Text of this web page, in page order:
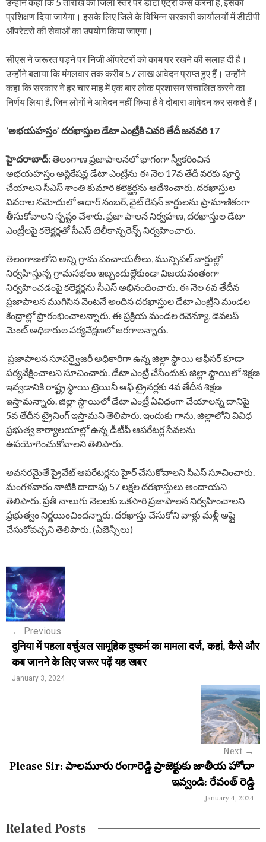
प्रशिक्षण दिया जायेगा। इसके लिए जिले के विभिन्न सरकारी कार्यालयों में डीटीपी
ऑपरेटरों की सेवाओं का उपयोग किया जाएगा।
सीएस ने जरूरत पड़ने पर निजी ऑपरेटरों को काम पर रखने की सलाह दी है।
उन्होंने बताया कि मंगलवार तक करीब 57 लाख आवेदन प्राप्त हुए हैं। उन्होंने
कहा कि सरकार ने हर चार माह में एक बार लोक प्रशासन संचालित करने का
निर्णय लिया है. जिन लोगों ने आवेदन नहीं किया है वे दोबारा आवेदन कर सकते हैं।
‘అభయహస్తం’ దరఖాస్తుల డేటా ఎంట్రీకి చివరి తేదీ జనవరి 17
హైదరాబాద్:తెలంగాణ ప్రజాపాలనలో భాగంగా స్వీకరించిన
అభయహస్తం అప్లికేషన్ల డేటా ఎంట్రీను ఈ నెల 17వ తేదీ వరకు పూర్తి
చేయాలని సీఎస్ శాంతి కుమారి కలెక్టర్లను ఆదేశించారు. దరఖాస్తుల
వివరాల నమోదులో ఆధార్ నంబర్, వైట్ రేషన్ కార్డులను ప్రామాణికంగా
తీసుకోవాలని స్పష్టం చేశారు. ప్రజా పాలన నిర్వహణ, దరఖాస్తుల డేటా
ఎంట్రీలపై కలెక్టర్లతో సీఎస్ టెలీకాన్ఫరెన్స్ నిర్వహించారు.
తెలంగాణలోని అన్ని గ్రామ పంచాయతీలు, మున్సిపల్ వార్డుల్లో
నిర్వహిస్తున్న గ్రామసభలు ఇబ్బందుల్లేకుండా విజయవంతంగా
నిర్వహించడంపై కలెక్టర్లను సీఎస్​ అభినందించారు. ఈ నెల 6వ తేదీన
ప్రజాపాలన ముగిసిన వెంటనే అందిన దరఖాస్తుల డేటా ఎంట్రీని మండల
కేంద్రాల్లో ప్రారంభించాలన్నారు. ఈ ప్రక్రియ మండల రెవెన్యూ, డెవలప్
మెంట్ అధికారుల పర్యవేక్షణలో జరగాలన్నారు.
ప్రజాపాలన సూపర్వైజరీ అధికారిగా ఉన్న జిల్లా స్థాయి ఆఫీసర్ కూడా
పర్యవేక్షించాలని సూచించారు. డేటా ఎంట్రీ చేసేందుకు జిల్లా స్థాయిలో శిక్షణ
ఇవ్వడానికి రాష్ట్ర స్థాయి ట్రెయినీ ఆఫ్ ట్రైనర్లకు 4వ తేదీన శిక్షణ
ఇస్తామన్నారు. జిల్లా స్థాయిలో డేటా ఎంట్రీ ఏవిధంగా చేయాలన్న దానిపై
5వ తేదీన ట్రైనింగ్ ఇస్తామని తెలిపారు. ఇందుకు గాను, జిల్లాలోని వివిధ
ప్రభుత్వ కార్యాలయాల్లో ఉన్న డీటీపీ ఆపరేటర్ల సేవలను
ఉపయోగించుకోవాలని తెలిపారు.
అవసరమైతే ప్రైవేట్ ఆపరేటర్లను హైర్ చేసుకోవాలని సీఎస్ సూచించారు.
మంగళవారం నాటికి దాదాపు 57 లక్షల దరఖాస్తులు అందాయని
తెలిపారు. ప్రతీ నాలుగు నెలలకు ఒకసారి ప్రజాపాలన నిర్వహించాలని
ప్రభుత్వం నిర్ణయించిందన్నారు. దరఖాస్తు చేసుకోని వాళ్లు మళ్లీ అప్లై
చేసుకోవచ్చని తెలిపారు. (ఏజెన్సీలు)
P
o
s
n
a
a
o
← Previous
दुनिया में पहला वर्चुअल सामूहिक दुष्कर्म का मामला दर्ज, कहां, कैसे और
कब जानने के लिए जरूर पढ़ें यह खबर
January 3, 2024
Next →
Please Sir: పాలమూరు రంగారెడ్డి ప్రాజెక్టుకు జాతీయ హోదా
ఇవ్వండి: రేవంత్ రెడ్డి
January 4, 2024
Related Posts